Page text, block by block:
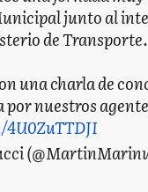
junto al
de Transporte.
una charla de
por nuestros